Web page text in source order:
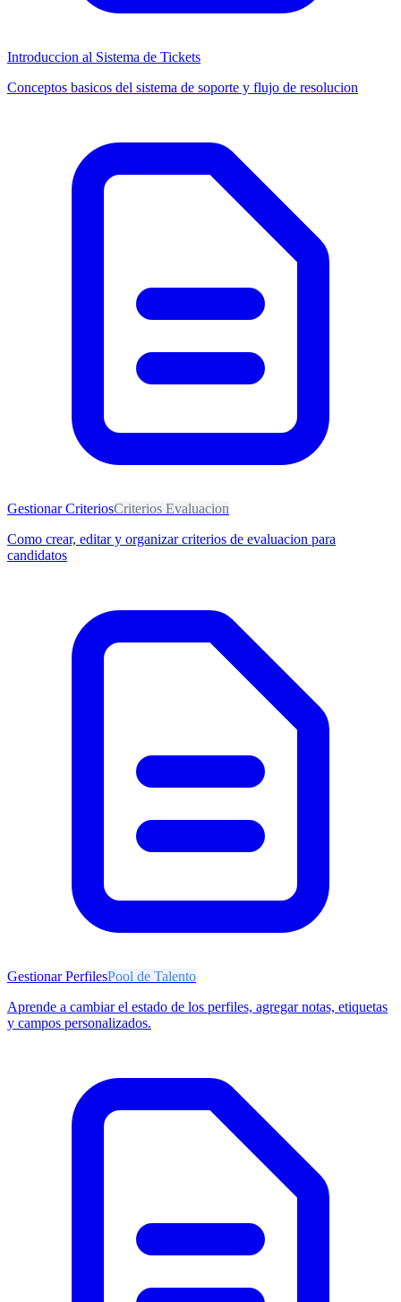
Introduccion al Sistema de Tickets
Conceptos basicos del sistema de soporte y flujo de resolucion
Gestionar CriteriosCriterios Evaluacion
Como crear, editar y organizar criterios de evaluacion para
candidatos
Gestionar PerfilesPool de Talento
Aprende a cambiar el estado de los perfiles, agregar notas, etiquetas
y campos personalizados.